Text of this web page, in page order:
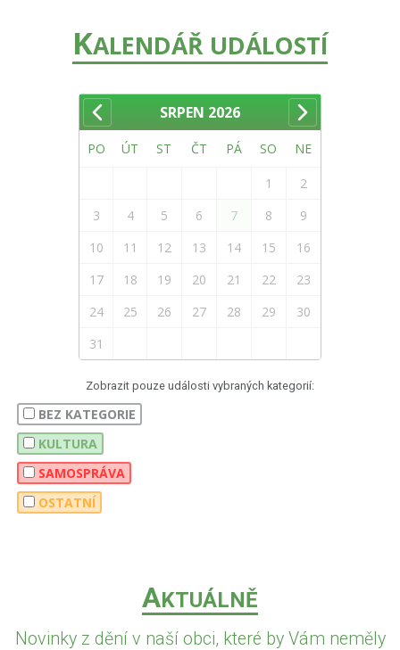
KALENDÁŘ UDÁLOSTÍ
SRPEN 2026
PO ÚT ST ČT PÁ SO NE
1
2
3
4 5 6 7 8
9
10
11 12 13 14 15
16
17
18 19 20 21 22
23
24
25 26 27 28 29
30
31
Zobrazit pouze události vybraných kategorií:
BEZ KATEGORIE
KULTURA
SAMOSPRÁVA
OSTATNÍ
AKTUÁLNĚ
Novinky z dění v naší obci, které by Vám neměly